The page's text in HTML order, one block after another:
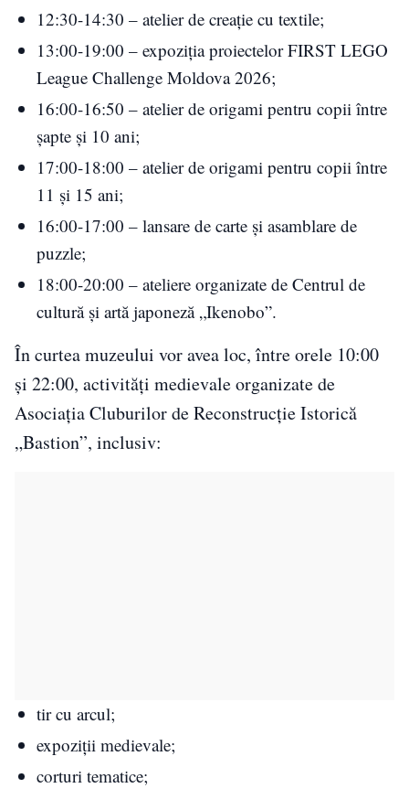
12:30-14:30 – atelier de creație cu textile;
13:00-19:00 – expoziția proiectelor FIRST LEGO
League Challenge Moldova 2026;
16:00-16:50 – atelier de origami pentru copii între
șapte și 10 ani;
17:00-18:00 – atelier de origami pentru copii între
11 și 15 ani;
16:00-17:00 – lansare de carte și asamblare de
puzzle;
18:00-20:00 – ateliere organizate de Centrul de
cultură și artă japoneză „Ikenobo”.
În curtea muzeului vor avea loc, între orele 10:00
și 22:00, activități medievale organizate de
Asociația Cluburilor de Reconstrucție Istorică
„Bastion”, inclusiv:
tir cu arcul;
expoziții medievale;
corturi tematice;